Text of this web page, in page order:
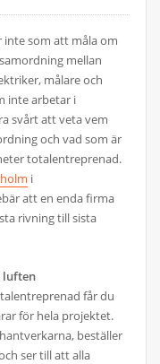
som att måla om
mellan
målare och
inte arbetar i
svårt att veta vem
och vad som är
totalentreprenad.
i
att en enda firma
rivning till sista
luften
får du
för hela projektet.
beställer
ser till att alla